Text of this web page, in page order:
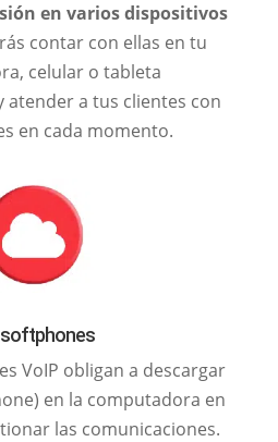
en varios dispositivos
contar con ellas en tu
celular o tableta
atender a tus clientes con
en cada momento.
softphones
VoIP obligan a descargar
en la computadora en
las comunicaciones.